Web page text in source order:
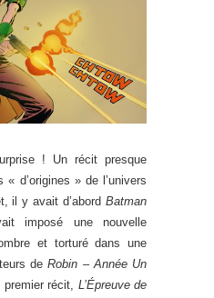
! Un récit presque
d’origines » de l’univers
il y avait d’abord Batman
imposé une nouvelle
et torturé dans une
deRobin – Année Un
récit, L’Épreuve de